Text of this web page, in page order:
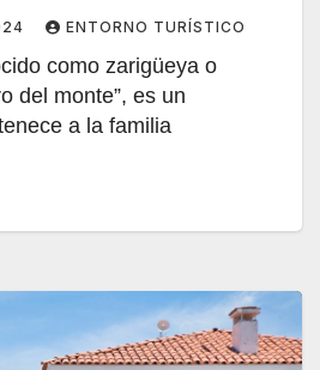
ENTORNO TURÍSTICO
como zarigüeya o
del monte”, es un
a la familia